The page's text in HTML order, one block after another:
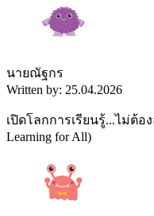
นายณัฐกร
Written by: 25.04.2026
เปิดโลกการเรียนรู้...ไม่ต้อง
Learning for All)